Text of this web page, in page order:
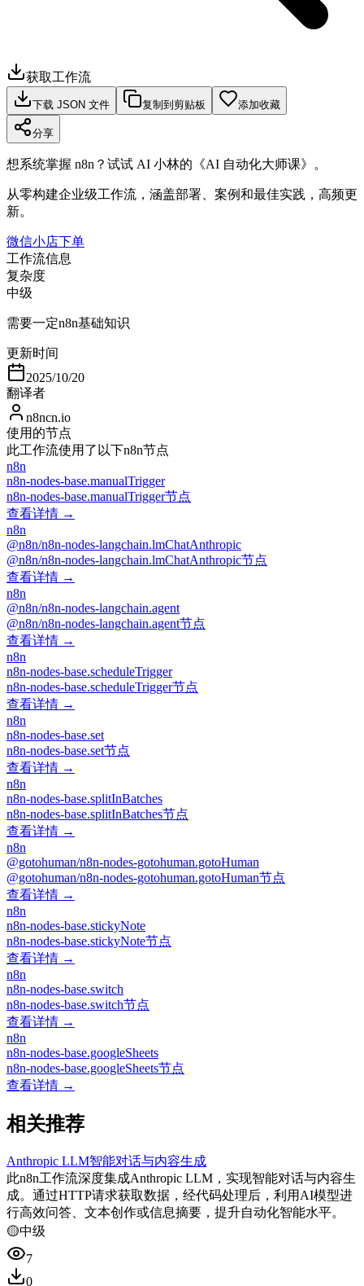
获取工作流
下载 JSON 文件 复制到剪贴板 添加收藏
分享
想系统掌握 n8n？试试 AI 小林的《AI 自动化大师课》。
从零构建企业级工作流，涵盖部署、案例和最佳实践，高频更
新。
微信小店下单
工作流信息
复杂度
中级
需要一定n8n基础知识
更新时间
2025/10/20
翻译者
n8ncn.io
使用的节点
此工作流使用了以下n8n节点
n8n
n8n-nodes-base.manualTrigger
n8n-nodes-base.manualTrigger节点
查看详情 →
n8n
@n8n/n8n-nodes-langchain.lmChatAnthropic
@n8n/n8n-nodes-langchain.lmChatAnthropic节点
查看详情 →
n8n
@n8n/n8n-nodes-langchain.agent
@n8n/n8n-nodes-langchain.agent节点
查看详情 →
n8n
n8n-nodes-base.scheduleTrigger
n8n-nodes-base.scheduleTrigger节点
查看详情 →
n8n
n8n-nodes-base.set
n8n-nodes-base.set节点
查看详情 →
n8n
n8n-nodes-base.splitInBatches
n8n-nodes-base.splitInBatches节点
查看详情 →
n8n
@gotohuman/n8n-nodes-gotohuman.gotoHuman
@gotohuman/n8n-nodes-gotohuman.gotoHuman节点
查看详情 →
n8n
n8n-nodes-base.stickyNote
n8n-nodes-base.stickyNote节点
查看详情 →
n8n
n8n-nodes-base.switch
n8n-nodes-base.switch节点
查看详情 →
n8n
n8n-nodes-base.googleSheets
n8n-nodes-base.googleSheets节点
查看详情 →
相关推荐
Anthropic LLM智能对话与内容生成
此n8n工作流深度集成Anthropic LLM，实现智能对话与内容生
成。通过HTTP请求获取数据，经代码处理后，利用AI模型进
行高效问答、文本创作或信息摘要，提升自动化智能水平。
🟡中级
7
0